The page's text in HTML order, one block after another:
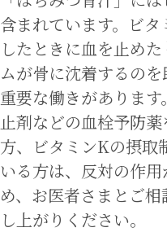
含まれています。ビ
したときに血を止め
ムが骨に沈着するの
重要な働きがありま
止剤などの血栓予防
方、ビタミンKの摂取
いる方は、反対の作
め、お医者さまとご
し上がりください。